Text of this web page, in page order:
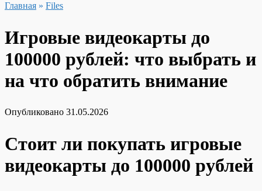
Главная » Files
Игровые видеокарты до
100000 рублей: что выбрать и
на что обратить внимание
Опубликовано 31.05.2026
Стоит ли покупать игровые
видеокарты до 100000 рублей